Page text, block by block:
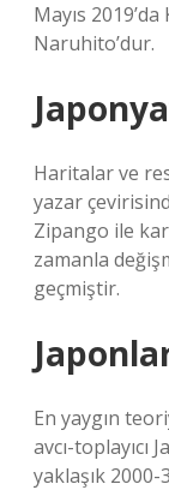
Mayıs
Naruhito’dur.
Haritalar ve
yazar
Zipango ile
zamanla
geçmiştir.
En yaygın
avcı-toplayıcı
yaklaşık